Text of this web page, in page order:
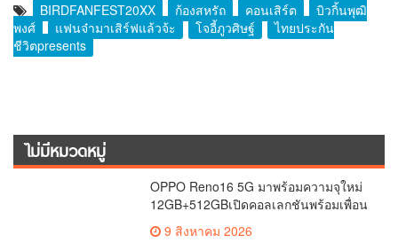
BIRDFANFEST20XX ก้องสหรัถ คอนเสิร์ต
บิวกิ้นพุฒิ
พงศ์
แฟนจ๋ามาเสิร์ฟแล้วจ้ะ โจอี้ภูวศิษฐ์
ไทยประกัน
ชีวิตpresents
ไม่มีหมวดหมู่
OPPO Reno16 5G มาพร้อมความจุใหม่
12GB+512GBเปิดคอลเลกชันพร้อมเพื่อน
ซี้ไอคอนิกคนล่าสุด
9 สิงหาคม 2026